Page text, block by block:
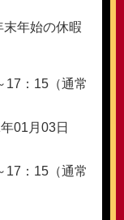
末年始の休暇
：15（通常
01月03日
：15（通常